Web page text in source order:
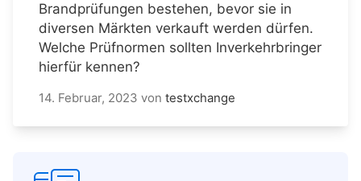
Brandprüfungen bestehen, bevor sie in
diversen Märkten verkauft werden dürfen.
Welche Prüfnormen sollten Inverkehrbringer
hierfür kennen?
14. Februar, 2023 von testxchange